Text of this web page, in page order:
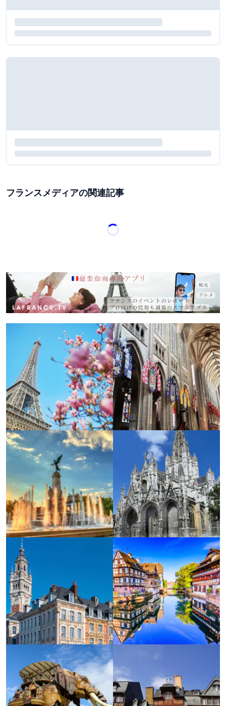
フランスメディアの関連記事